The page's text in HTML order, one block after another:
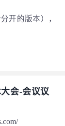
开的版本），
会-会议议